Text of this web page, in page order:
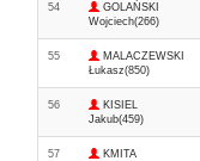
54
GOLAŃSKI
Wojciech(266)
55
MALACZEWSKI
Łukasz(850)
56
KISIEL
Jakub(459)
57
KMITA